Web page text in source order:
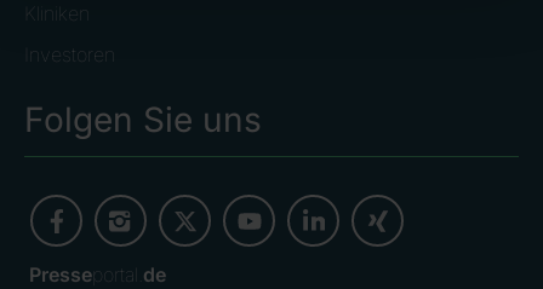
Kliniken
Investoren
Folgen Sie uns
Presseportal. de